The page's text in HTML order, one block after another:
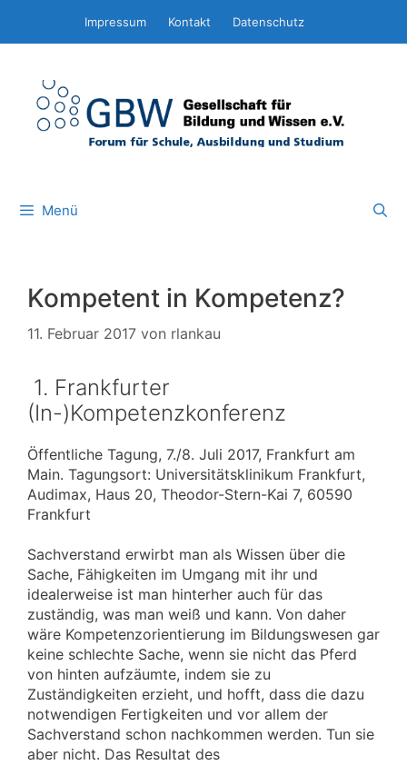
springen
Impressum Kontakt Datenschutz
Menü
Kompetent in Kompetenz?
11. Februar 2017 von rlankau
1. Frankfurter
(In-)Kompetenzkonferenz
Öffentliche Tagung, 7./8. Juli 2017, Frankfurt am
Main. Tagungsort: Universitätsklinikum Frankfurt,
Audimax, Haus 20, Theodor-Stern-Kai 7, 60590
Frankfurt
Sachverstand erwirbt man als Wissen über die
Sache, Fähigkeiten im Umgang mit ihr und
idealerweise ist man hinterher auch für das
zuständig, was man weiß und kann. Von daher
wäre Kompetenzorientierung im Bildungswesen gar
keine schlechte Sache, wenn sie nicht das Pferd
von hinten aufzäumte, indem sie zu
Zuständigkeiten erzieht, und hofft, dass die dazu
notwendigen Fertigkeiten und vor allem der
Sachverstand schon nachkommen werden. Tun sie
aber nicht. Das Resultat des